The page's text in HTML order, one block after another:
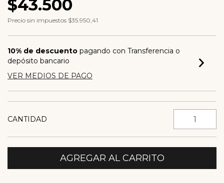
$43.500
Precio sin impuestos $35.950,41
10% de descuento pagando con Transferencia o
depósito bancario
VER MEDIOS DE PAGO
CANTIDAD